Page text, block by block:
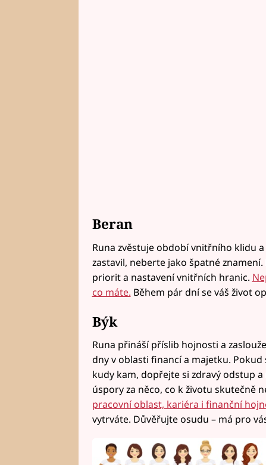
Beran
Runa zvěstuje období vnitřního klidu
zastavil, neberte jako špatné
priorit a nastavení vnitřních hranic.
co máte. Během pár dní se váš život
Býk
Runa přináší příslib hojnosti a
dny v oblasti financí a majetku.
kudy kam, dopřejte si zdravý odstup
úspory za něco, co k životu skutečně
pracovní oblast, kariéra i finanční
vytrváte. Důvěřujte osudu – má pro